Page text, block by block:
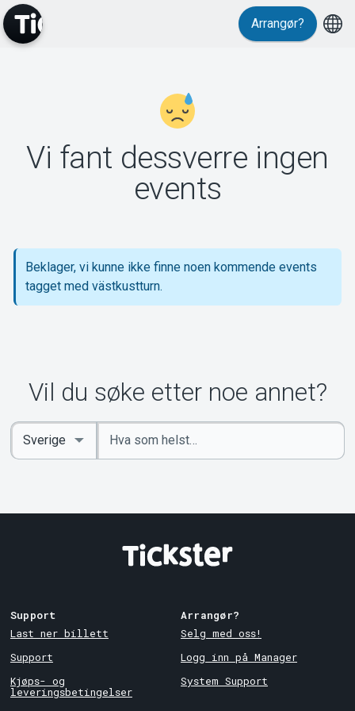
Support
Om Tickster
Arrangør?
Vi fant dessverre ingen
events
Beklager, vi kunne ikke finne noen kommende events
tagget med västkustturn.
Vil du søke etter noe annet?
Angi
nøkkelord
Select
Country
Support
Last ner billett
Support
Kjøps- og
leveringsbetingelser
Arrangør?
Selg med oss!
Logg inn på Manager
System Support